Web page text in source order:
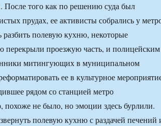
того как по решению суда был
прудах, ее активисты собрались у
полевую кухню, некоторые
перекрыли проезжую часть, и полицейским
митингующих в муниципальном
ее в культурное
рядом со станцией метро
похоже не было, но эмоции здесь бурлили.
полевую кухню с раздачей печений